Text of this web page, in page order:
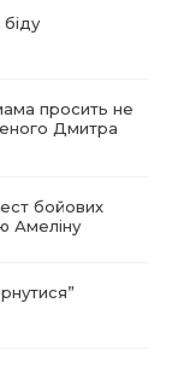
просить не
Дмитра
бойових
Амеліну